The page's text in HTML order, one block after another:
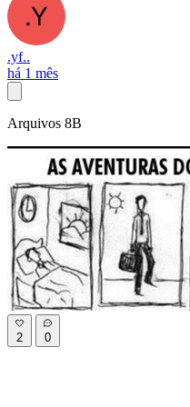
.yf..
há 1 mês
Arquivos 8B
2 0